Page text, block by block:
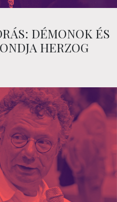
DÉMONOK ÉS
HERZOG